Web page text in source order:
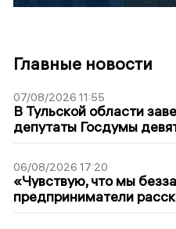
Главные новости
07/08/2026 11:55
В Тульской области
депутаты Госдумы
06/08/2026 17:20
«Чувствую, что мы
предприниматели